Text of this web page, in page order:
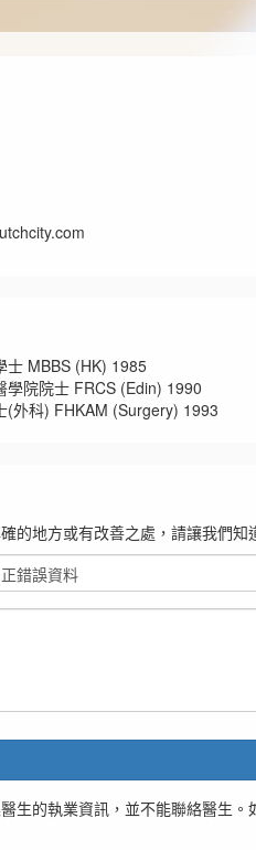
士 MBBS (HK) 1985
學院院士 FRCS (Edin) 1990
(外科) FHKAM (Surgery) 1993
的地方或有改善之處，請讓我們知
生的執業資訊，並不能聯絡醫生。